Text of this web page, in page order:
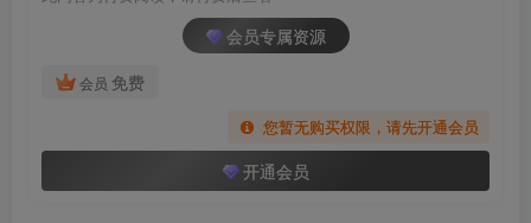
会员专属资源
会员 免费
您暂无购买权限，请先开通会员
开通会员